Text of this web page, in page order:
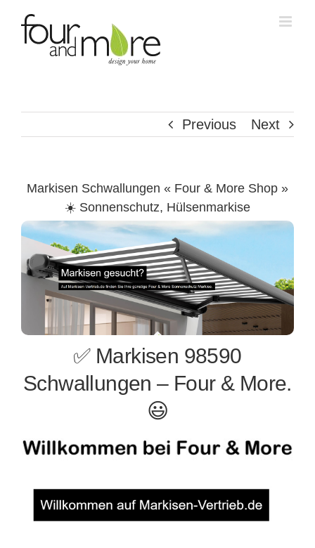
Previous Next
Markisen Schwallungen « Four & More Shop »
☀️ Sonnenschutz, Hülsenmarkise
✅ Markisen 98590
Schwallungen – Four & More.
😃